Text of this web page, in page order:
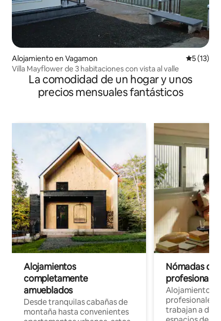
Alojamiento en Vagamon
5 (13)
Villa Mayflower de 3 habitaciones con vista al valle
La comodidad de un hogar y unos
precios mensuales fantásticos
Alojamientos
completamente
amueblados
Desde tranquilas cabañas de
montaña hasta convenientes
Nómadas
Alojamientos
profesionales
trabajan a